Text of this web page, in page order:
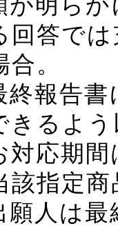
回答で
。
告書に
きるよ
期間
該指定
は最終